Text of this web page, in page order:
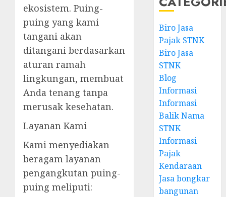
ekosistem. Puing-
puing yang kami
tangani akan
ditangani berdasarkan
aturan ramah
lingkungan, membuat
Anda tenang tanpa
merusak kesehatan.
Layanan Kami
Kami menyediakan
beragam layanan
pengangkutan puing-
puing meliputi:
Biro Jasa
Pajak STNK
Biro Jasa
STNK
Blog
Informasi
Informasi
Balik Nama
STNK
Informasi
Pajak
Kendaraan
Jasa bongkar
bangunan